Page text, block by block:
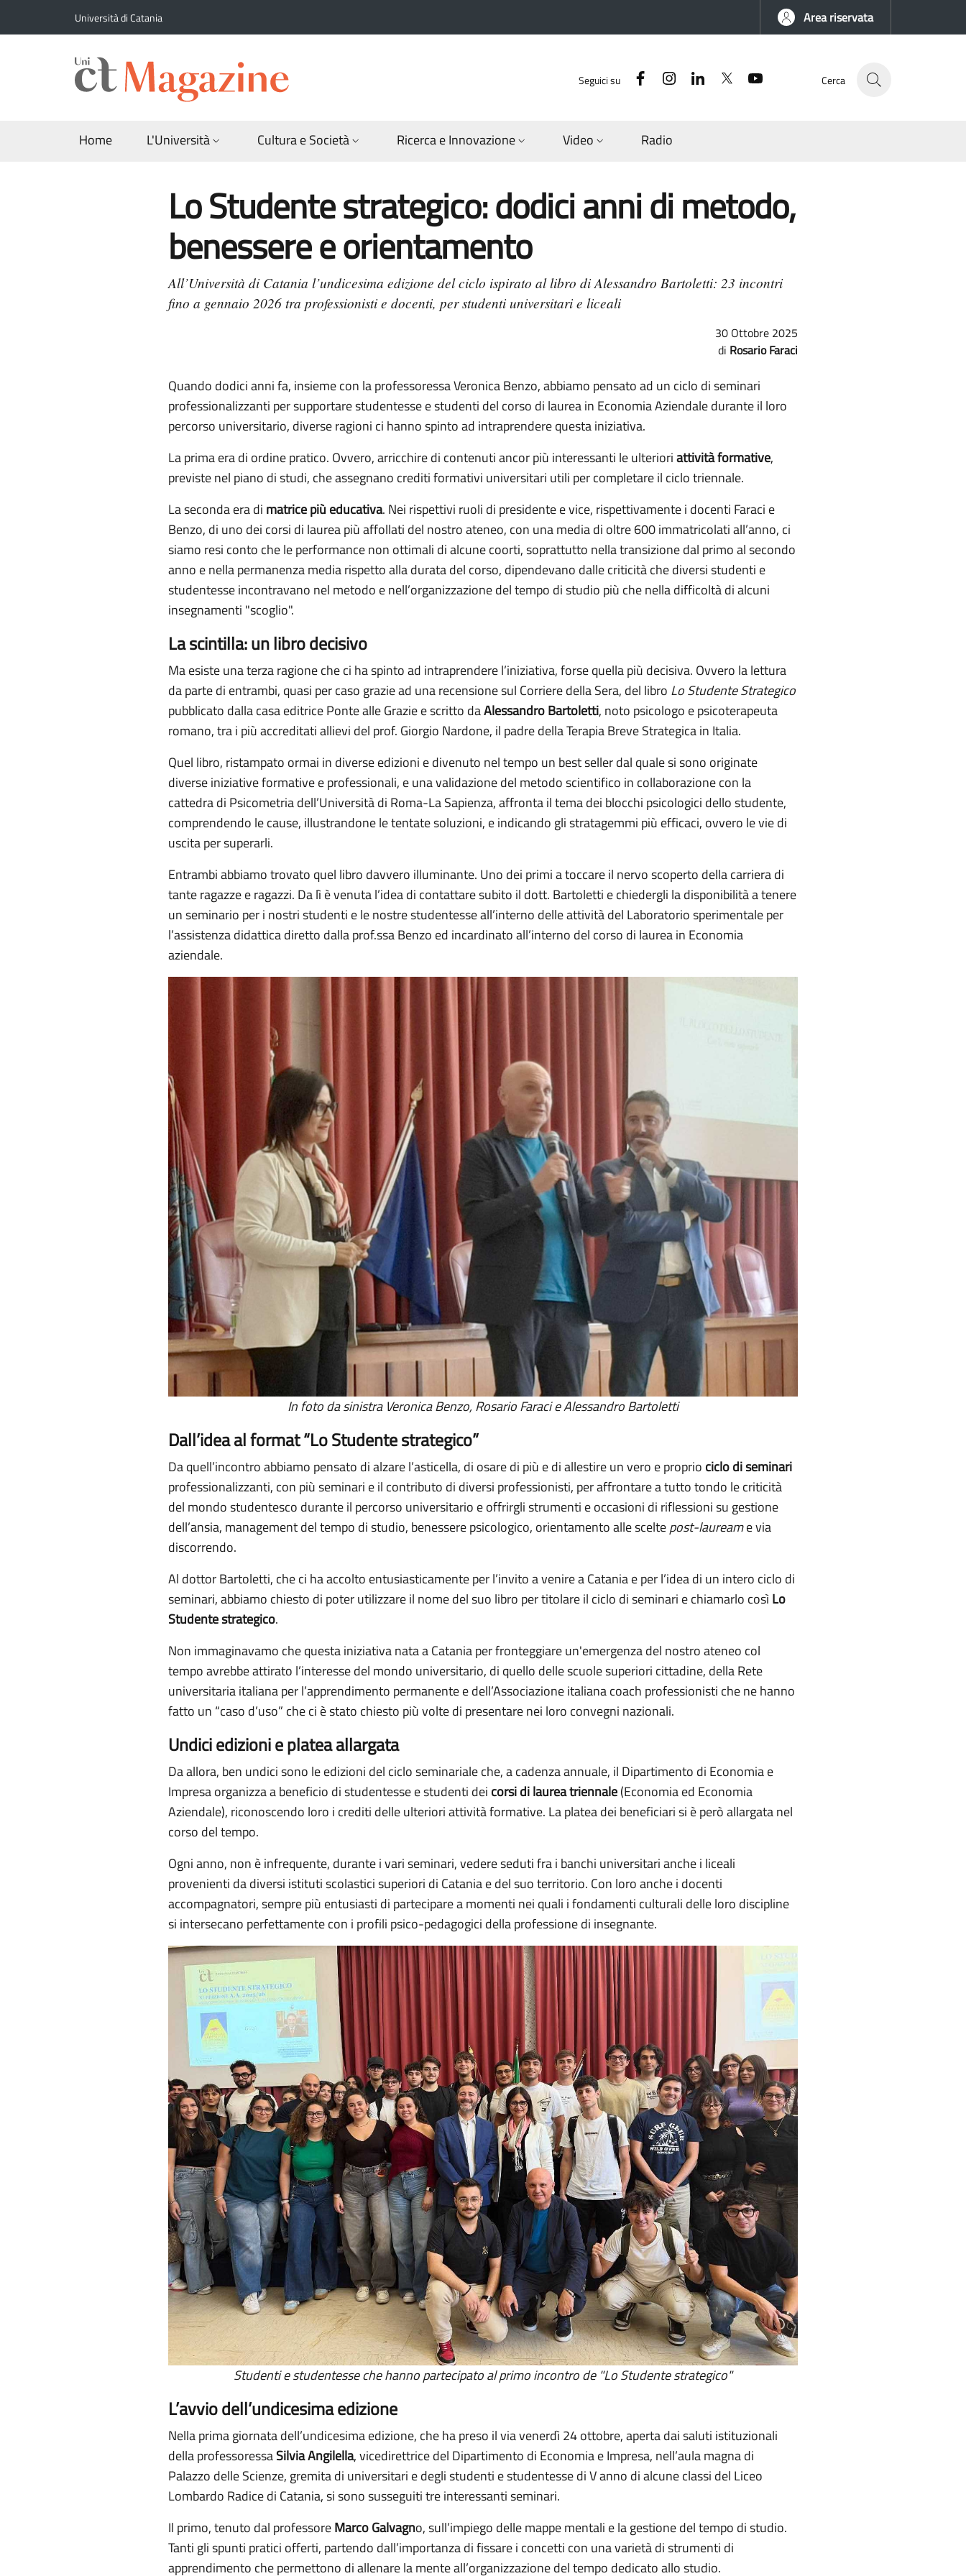
Università di Catania Area riservata
Seguici su FacebookInstagramLinkedinTwitter Cerca
Home L'Università Cultura e Società Ricerca e Innovazione Video Radio
Lo Studente strategico: dodici anni di metodo,
benessere e orientamento
All’Università di Catania l’undicesima edizione del ciclo ispirato al libro di Alessandro Bartoletti: 23 incontri
fino a gennaio 2026 tra professionisti e docenti, per studenti universitari e liceali
30 Ottobre 2025
Rosario Faraci
Quando dodici anni fa, insieme con la professoressa Veronica Benzo, abbiamo pensato ad un ciclo di seminari
professionalizzanti per supportare studentesse e studenti del corso di laurea in Economia Aziendale durante il loro
percorso universitario, diverse ragioni ci hanno spinto ad intraprendere questa iniziativa.
La prima era di ordine pratico. Ovvero, arricchire di contenuti ancor più interessanti le ulterioriattività formative,
previste nel piano di studi, che assegnano crediti formativi universitari utili per completare il ciclo triennale.
La seconda era di matrice più educativa. Nei rispettivi ruoli di presidente e vice, rispettivamente i docenti Faraci e
Benzo, di uno dei corsi di laurea più affollati del nostro ateneo, con una media di oltre 600 immatricolati all’anno, ci
siamo resi conto che le performance non ottimali di alcune coorti, soprattutto nella transizione dal primo al secondo
anno e nella permanenza media rispetto alla durata del corso, dipendevano dalle criticità che diversi studenti e
studentesse incontravano nel metodo e nell’organizzazione del tempo di studio più che nella difficoltà di alcuni
insegnamenti "scoglio".
La scintilla: un libro decisivo
Ma esiste una terza ragione che ci ha spinto ad intraprendere l’iniziativa, forse quella più decisiva. Ovvero la lettura
da parte di entrambi, quasi per caso grazie ad una recensione sul Corriere della Sera, del libro Lo Studente Strategico
pubblicato dalla casa editrice Ponte alle Grazie e scritto daAlessandro Bartoletti, noto psicologo e psicoterapeuta
romano, tra i più accreditati allievi del prof. Giorgio Nardone, il padre della Terapia Breve Strategica in Italia.
Quel libro, ristampato ormai in diverse edizioni e divenuto nel tempo un best seller dal quale si sono originate
diverse iniziative formative e professionali, e una validazione del metodo scientifico in collaborazione con la
cattedra di Psicometria dell’Università di Roma-La Sapienza, affronta il tema dei blocchi psicologici dello studente,
comprendendo le cause, illustrandone le tentate soluzioni, e indicando gli stratagemmi più efficaci, ovvero le vie di
uscita per superarli.
Entrambi abbiamo trovato quel libro davvero illuminante. Uno dei primi a toccare il nervo scoperto della carriera di
tante ragazze e ragazzi. Da lì è venuta l’idea di contattare subito il dott. Bartoletti e chiedergli la disponibilità a tenere
un seminario per i nostri studenti e le nostre studentesse all’interno delle attività del Laboratorio sperimentale per
l’assistenza didattica diretto dalla prof.ssa Benzo ed incardinato all’interno del corso di laurea in Economia
aziendale.
In foto da sinistra Veronica Benzo, Rosario Faraci e Alessandro Bartoletti
Dall’idea al format “Lo Studente strategico”
Da quell’incontro abbiamo pensato di alzare l’asticella, di osare di più e di allestire un vero e proprio ciclo di seminari
professionalizzanti, con più seminari e il contributo di diversi professionisti, per affrontare a tutto tondo le criticità
del mondo studentesco durante il percorso universitario e offrirgli strumenti e occasioni di riflessioni su gestione
dell’ansia, management del tempo di studio, benessere psicologico, orientamento alle sceltepost-laureame via
discorrendo.
Al dottor Bartoletti, che ci ha accolto entusiasticamente per l’invito a venire a Catania e per l’idea di un intero ciclo di
seminari, abbiamo chiesto di poter utilizzare il nome del suo libro per titolare il ciclo di seminari e chiamarlo cosìLo
Studente strategico.
Non immaginavamo che questa iniziativa nata a Catania per fronteggiare un'emergenza del nostro ateneo col
tempo avrebbe attirato l’interesse del mondo universitario, di quello delle scuole superiori cittadine, della Rete
universitaria italiana per l’apprendimento permanente e dell’Associazione italiana coach professionisti che ne hanno
fatto un “caso d’uso” che ci è stato chiesto più volte di presentare nei loro convegni nazionali.
Undici edizioni e platea allargata
Da allora, ben undici sono le edizioni del ciclo seminariale che, a cadenza annuale, il Dipartimento di Economia e
Impresa organizza a beneficio di studentesse e studenti dei corsi di laurea triennale(Economia ed Economia
Aziendale), riconoscendo loro i crediti delle ulteriori attività formative. La platea dei beneficiari si è però allargata nel
corso del tempo.
Ogni anno, non è infrequente, durante i vari seminari, vedere seduti fra i banchi universitari anche i liceali
provenienti da diversi istituti scolastici superiori di Catania e del suo territorio. Con loro anche i docenti
accompagnatori, sempre più entusiasti di partecipare a momenti nei quali i fondamenti culturali delle loro discipline
si intersecano perfettamente con i profili psico-pedagogici della professione di insegnante.
Studenti e studentesse che hanno partecipato al primo incontro de "Lo Studente strategico"
L’avvio dell’undicesima edizione
Nella prima giornata dell’undicesima edizione, che ha preso il via venerdì 24 ottobre, aperta dai saluti istituzionali
della professoressaSilvia Angilella, vicedirettrice del Dipartimento di Economia e Impresa, nell’aula magna di
Palazzo delle Scienze, gremita di universitari e degli studenti e studentesse di V anno di alcune classi del Liceo
Lombardo Radice di Catania, si sono susseguiti tre interessanti seminari.
Il primo, tenuto dal professoreMarco Galvagno, sull’impiego delle mappe mentali e la gestione del tempo di studio.
Tanti gli spunti pratici offerti, partendo dall’importanza di fissare i concetti con una varietà di strumenti di
apprendimento che permettono di allenare la mente all’organizzazione del tempo dedicato allo studio.